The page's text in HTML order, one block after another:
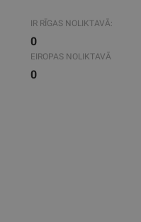
IR RĪGAS NOLIKTAVĀ:
0
EIROPAS NOLIKTAVĀ
0